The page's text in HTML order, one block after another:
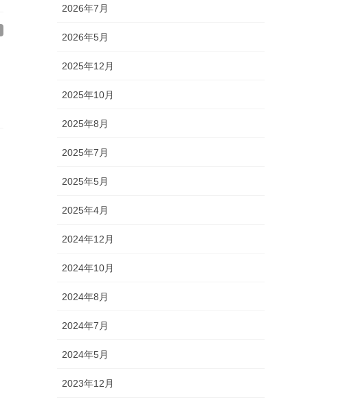
2026年7月
2026年5月
2025年12月
2025年10月
2025年8月
2025年7月
2025年5月
2025年4月
2024年12月
2024年10月
2024年8月
2024年7月
2024年5月
2023年12月